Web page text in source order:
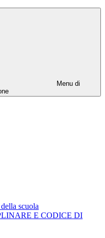
Menu di
scuola
E CODICE DI